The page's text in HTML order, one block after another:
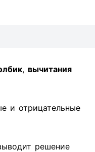
, вычитания
и отрицательные
решение